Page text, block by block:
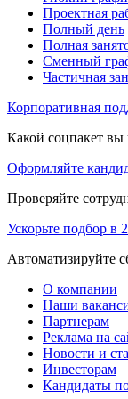
Проектная
Полный день
Полная
Сменный
Частичная
Корпоративная
Какой соцпакет вы
Оформляйте
Проверяйте
Ускорьте подбор в
Автоматизируйте
О компании
Наши
Партнерам
Реклама на
Новости и
Инвесторам
Кандидаты